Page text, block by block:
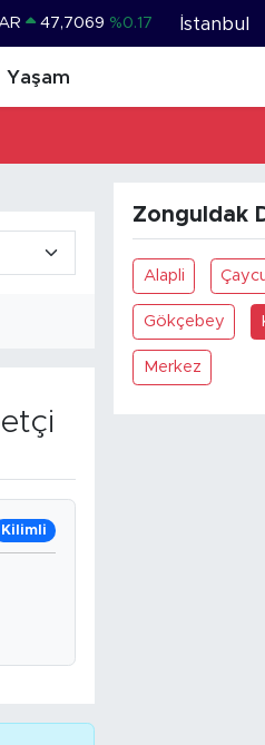
47,7069 %0.17
64,1897 %0.02
%-0.76
İstanbul
Yaşam
Kilimli
Zonguldak
Alapli
Gökçebey
Merkez